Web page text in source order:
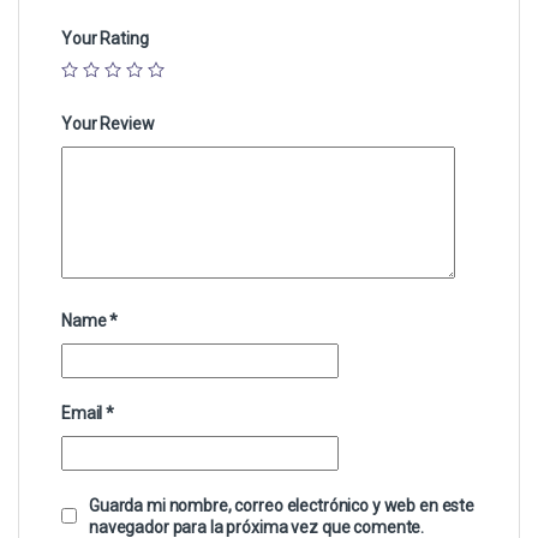
Your Rating
Your Review
Name*
Email*
Guarda mi nombre, correo electrónico y web en este
navegador para la próxima vez que comente.